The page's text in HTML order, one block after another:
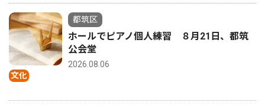
文化
都筑区
ホールでピアノ個人練習 ８月21日、都筑
公会堂
2026.08.06